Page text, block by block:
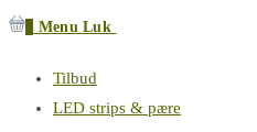
Menu Luk
Tilbud
LED strips & pære